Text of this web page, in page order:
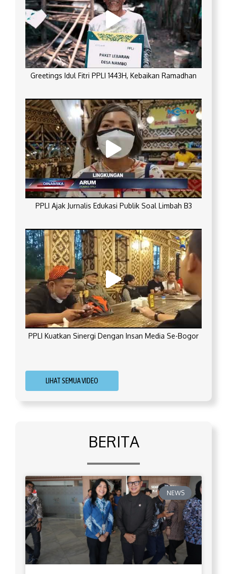
Greetings Idul Fitri PPLI 1443H, Kebaikan Ramadhan
PPLI Ajak Jurnalis Edukasi Publik Soal Limbah B3
PPLI Kuatkan Sinergi Dengan Insan Media Se-Bogor
LIHAT SEMUA VIDEO
BERITA
NEWS